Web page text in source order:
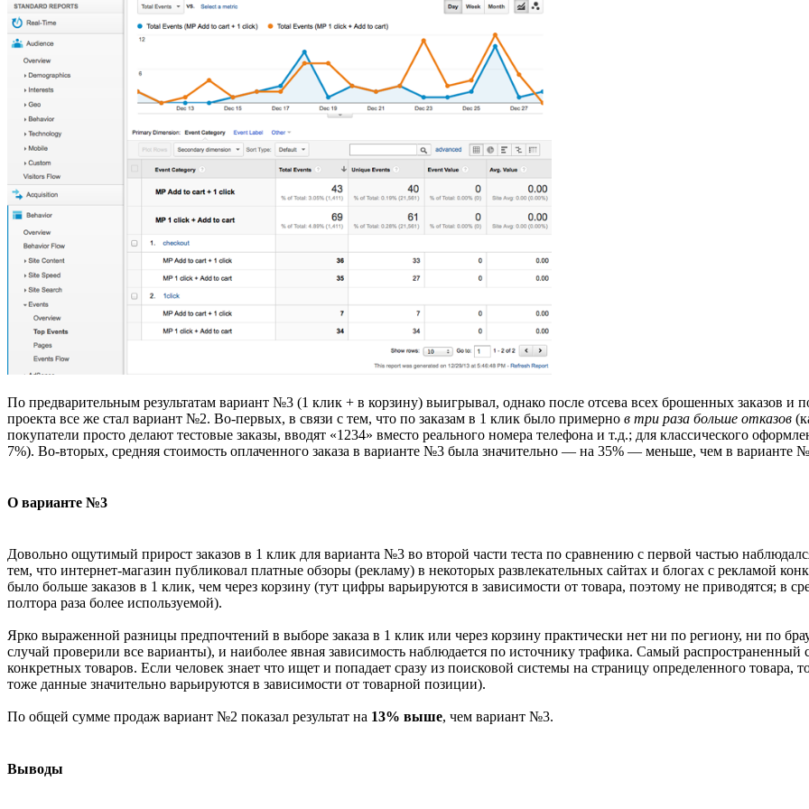
По предварительным результатам вариант №3 (1 клик + в корзину) выигрывал, однако после отсева всех брошенных заказов
проекта все же стал вариант №2. Во-первых, в связи с тем, что по заказам в 1 клик было примерно в три раза больше отказов
покупатели просто делают тестовые заказы, вводят «1234» вместо реального номера телефона и т.д.; для классического
7%). Во-вторых, средняя стоимость оплаченного заказа в варианте №3 была значительно — на 35% — меньше, чем в варианте
О варианте №3
Довольно ощутимый прирост заказов в 1 клик для варианта №3 во второй части теста по сравнению с первой частью
тем, что интернет-магазин публиковал платные обзоры (рекламу) в некоторых развлекательных сайтах и блогах с рекламой
было больше заказов в 1 клик, чем через корзину (тут цифры варьируются в зависимости от товара, поэтому не приводятся; в
полтора раза более используемой).
Ярко выраженной разницы предпочтений в выборе заказа в 1 клик или через корзину практически нет ни по региону, ни по
случай проверили все варианты), и наиболее явная зависимость наблюдается по источнику трафика. Самый
конкретных товаров. Если человек знает что ищет и попадает сразу из поисковой системы на страницу определенного товара,
тоже данные значительно варьируются в зависимости от товарной позиции).
По общей сумме продаж вариант №2 показал результат на 13% выше, чем вариант №3.
Выводы